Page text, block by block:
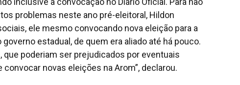
problemas neste ano pré-eleitoral, Hildon
ele mesmo convocando nova eleição para a
estadual, de quem era aliado até há pouco.
poderiam ser prejudicados por eventuais
novas eleições na Arom”, declarou.